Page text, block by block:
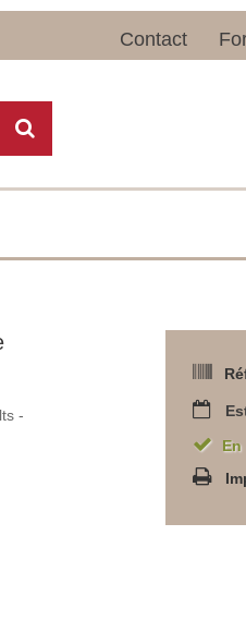
Contact
-